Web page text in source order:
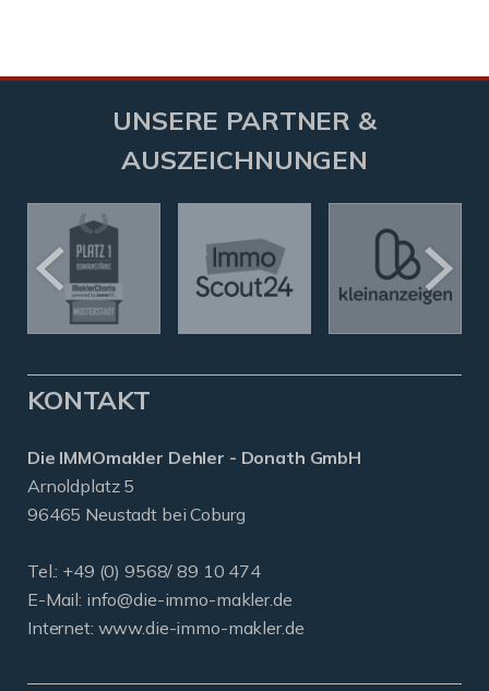
UNSERE PARTNER &
AUSZEICHNUNGEN
KONTAKT
Die IMMOmakler Dehler - Donath GmbH
Arnoldplatz 5
96465 Neustadt bei Coburg
Tel.: +49 (0) 9568/ 89 10 474
E-Mail: info@die-immo-makler.de
Internet: www.die-immo-makler.de